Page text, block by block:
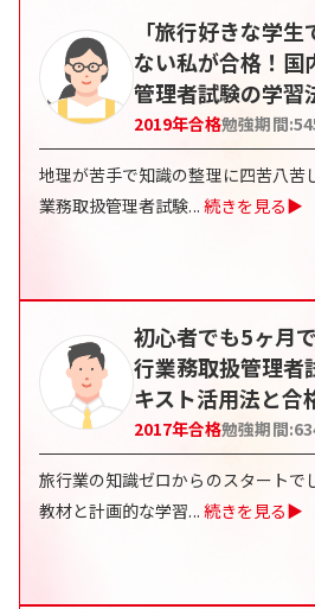
「旅行好きな学
ない私が合格！国
管理者試験の学習
2019年合格勉強期間:
地理が苦手で知識の整理に四苦八苦
業務取扱管理者試験... 続きを見る▶
初心者でも5ヶ月
行業務取扱管理者
キスト活用法と合
2017年合格勉強期間:
旅行業の知識ゼロからのスタートで
教材と計画的な学習... 続きを見る▶